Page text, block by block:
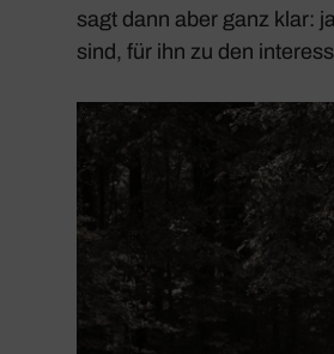
sagt dann aber ganz klar:
sind, für ihn zu den